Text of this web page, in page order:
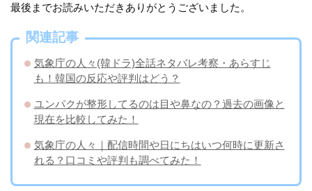
最後までお読みいただきありがとうございました。
関連記事
気象庁の人々(韓ドラ)全話ネタバレ考察・あらすじ
も！韓国の反応や評判はどう？
ユンパクが整形してるのは目や鼻なの？過去の画像と
現在を比較してみた！
気象庁の人々｜配信時間や日にちはいつ何時に更新さ
れる？口コミや評判も調べてみた！